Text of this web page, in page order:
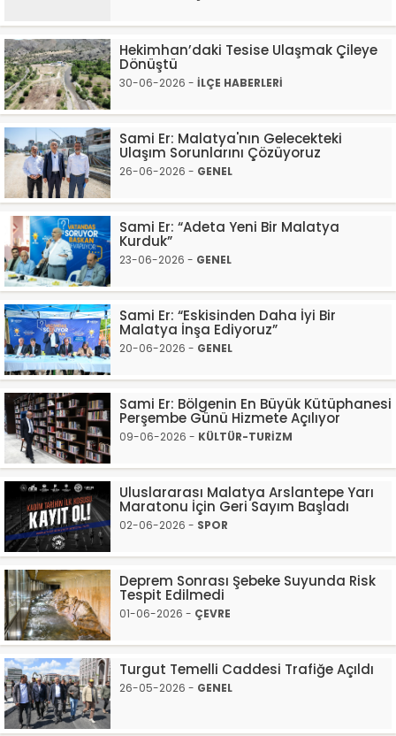
Hekimhan’daki Tesise Ulaşmak Çileye
Dönüştü
30-06-2026 - İLÇE HABERLERİ
Sami Er: Malatya'nın Gelecekteki
Ulaşım Sorunlarını Çözüyoruz
26-06-2026 - GENEL
Sami Er: “Adeta Yeni Bir Malatya
Kurduk”
23-06-2026 - GENEL
Sami Er: “Eskisinden Daha İyi Bir
Malatya İnşa Ediyoruz”
20-06-2026 - GENEL
Sami Er: Bölgenin En Büyük Kütüphanesi
Perşembe Günü Hizmete Açılıyor
09-06-2026 - KÜLTÜR-TURİZM
Uluslararası Malatya Arslantepe Yarı
Maratonu İçin Geri Sayım Başladı
02-06-2026 - SPOR
Deprem Sonrası Şebeke Suyunda Risk
Tespit Edilmedi
01-06-2026 - ÇEVRE
Turgut Temelli Caddesi Trafiğe Açıldı
26-05-2026 - GENEL